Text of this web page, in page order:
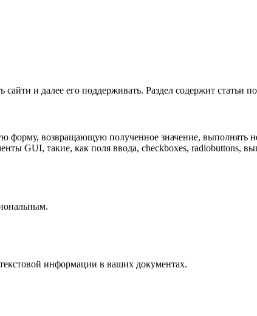
и далее его поддерживать. Раздел содержит статьи
форму, возвращающую полученное значение, выполнять
GUI, такие, как поля ввода, checkboxes,
информации в ваших документах.